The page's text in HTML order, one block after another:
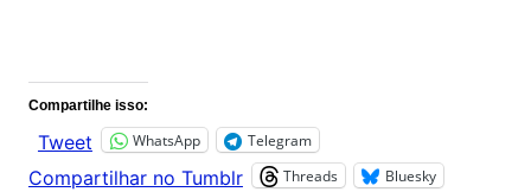
Compartilhe isso:
Tweet WhatsApp Telegram
Compartilhar no Tumblr Threads Bluesky